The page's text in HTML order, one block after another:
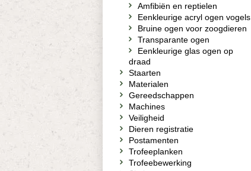
Amfibiën en reptielen
Eenkleurige acryl ogen vogels
Bruine ogen voor zoogdieren
Transparante ogen
Eenkleurige glas ogen op
draad
Staarten
Materialen
Gereedschappen
Machines
Veiligheid
Dieren registratie
Postamenten
Trofeeplanken
Trofeebewerking